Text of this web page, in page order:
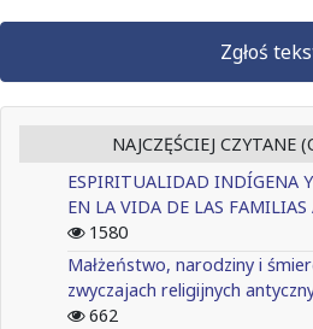
Zgłoś
NAJCZĘŚCIEJ CZYTANE
ESPIRITUALIDAD INDÍGENA
EN LA VIDA DE LAS
1580
Małżeństwo, narodziny i
zwyczajach religijnych
662